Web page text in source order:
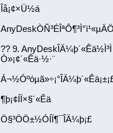
Îå¡¢×Ü½á
?? 9. AnyDeskÎÄ¼þ´«Êä½Ì³Ì
Ò»¡¢´«Êä·½·¨
¶þ¡¢ÍÏ×§´«Êä
Ö§³ÖÖ±½ÓÍÏ¶¯ÎÄ¼þ¡£